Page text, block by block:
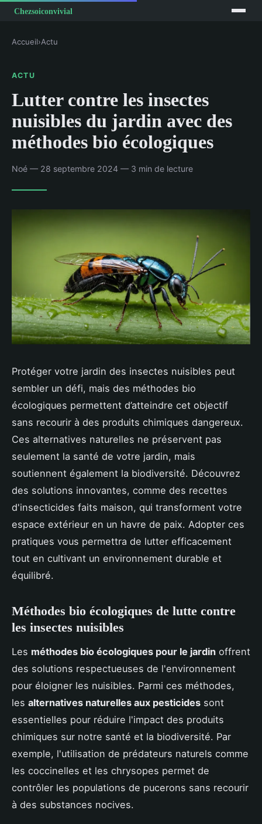
Accueil›Actu
ACTU
Lutter contre les insectes
nuisibles du jardin avec des
méthodes bio écologiques
Noé — 28 septembre 2024 — 3 min de lecture
Protéger votre jardin des insectes nuisibles peut
sembler un défi, mais des méthodes bio
écologiques permettent d’atteindre cet objectif
sans recourir à des produits chimiques dangereux.
Ces alternatives naturelles ne préservent pas
seulement la santé de votre jardin, mais
soutiennent également la biodiversité. Découvrez
des solutions innovantes, comme des recettes
d'insecticides faits maison, qui transforment votre
espace extérieur en un havre de paix. Adopter ces
pratiques vous permettra de lutter efficacement
tout en cultivant un environnement durable et
équilibré.
Méthodes bio écologiques de lutte contre
les insectes nuisibles
Les méthodes bio écologiques pour le jardin offrent
des solutions respectueuses de l'environnement
pour éloigner les nuisibles. Parmi ces méthodes,
les alternatives naturelles aux pesticides sont
essentielles pour réduire l'impact des produits
chimiques sur notre santé et la biodiversité. Par
exemple, l'utilisation de prédateurs naturels comme
les coccinelles et les chrysopes permet de
contrôler les populations de pucerons sans recourir
à des substances nocives.